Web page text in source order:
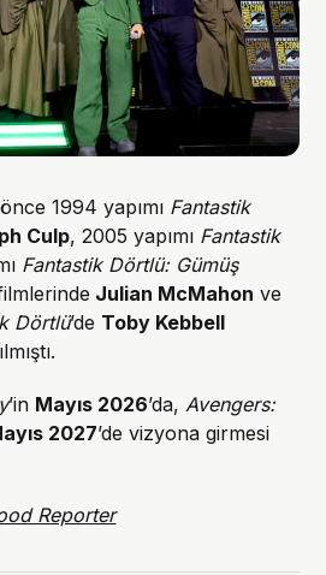
1994 yapımı Fantastik
Culp, 2005 yapımı Fantastik
Fantastik Dörtlü: Gümüş
Julian McMahon ve
Dörtlü’de Toby Kebbell
’in Mayıs 2026’da,Avengers:
2027’de vizyona girmesi
Reporter